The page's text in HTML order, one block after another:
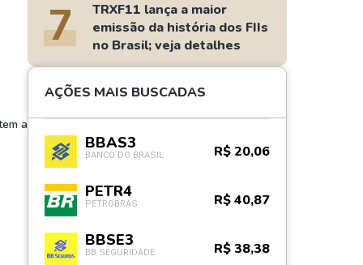
a
7
TRXF11 lança a maior
emissão da história dos FIIs
no Brasil; veja detalhes
AÇÕES MAIS BUSCADAS
BBAS3
BANCO DO BRASIL R$ 20,06
PETR4
PETROBRAS R$ 40,87
BBSE3
BB SEGURIDADE R$ 38,38